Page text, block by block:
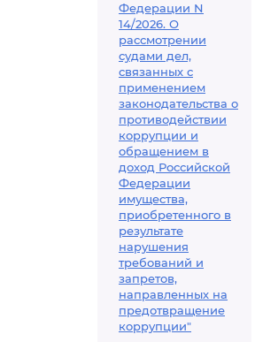
Федерации N
14/2026. О
рассмотрении
судами дел,
связанных с
применением
законодательства о
противодействии
коррупции и
обращением в
доход Российской
Федерации
имущества,
приобретенного в
результате
нарушения
требований и
запретов,
направленных на
предотвращение
коррупции"